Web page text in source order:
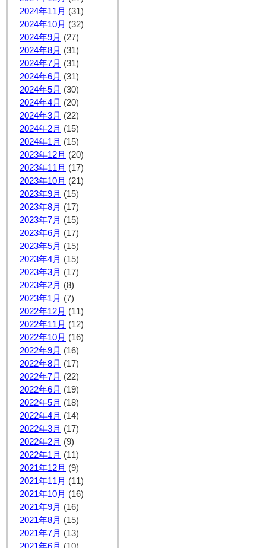
2024年11月 (31)
2024年10月 (32)
2024年9月 (27)
2024年8月 (31)
2024年7月 (31)
2024年6月 (31)
2024年5月 (30)
2024年4月 (20)
2024年3月 (22)
2024年2月 (15)
2024年1月 (15)
2023年12月 (20)
2023年11月 (17)
2023年10月 (21)
2023年9月 (15)
2023年8月 (17)
2023年7月 (15)
2023年6月 (17)
2023年5月 (15)
2023年4月 (15)
2023年3月 (17)
2023年2月 (8)
2023年1月 (7)
2022年12月 (11)
2022年11月 (12)
2022年10月 (16)
2022年9月 (16)
2022年8月 (17)
2022年7月 (22)
2022年6月 (19)
2022年5月 (18)
2022年4月 (14)
2022年3月 (17)
2022年2月 (9)
2022年1月 (11)
2021年12月 (9)
2021年11月 (11)
2021年10月 (16)
2021年9月 (16)
2021年8月 (15)
2021年7月 (13)